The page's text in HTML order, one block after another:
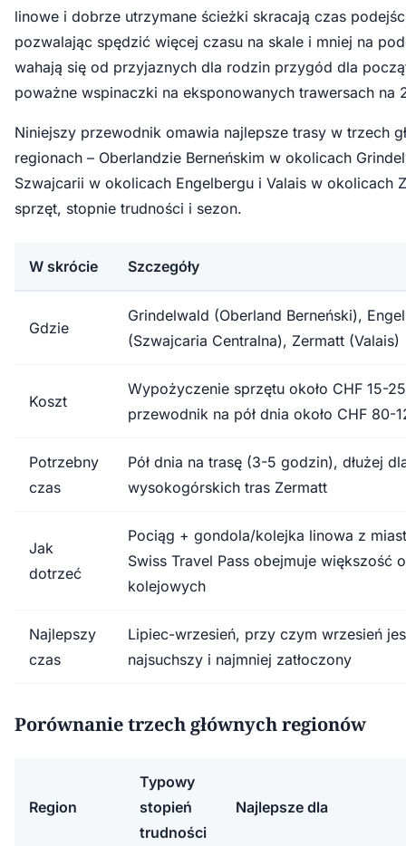
linowe i dobrze utrzymane ścieżki skracają czas
pozwalając spędzić więcej czasu na skale i mniej na
wahają się od przyjaznych dla rodzin przygód dla
poważne wspinaczki na eksponowanych trawersach na
Niniejszy przewodnik omawia najlepsze trasy w trzech
regionach – Oberlandzie Berneńskim w okolicach
Szwajcarii w okolicach Engelbergu i Valais w okolicach
sprzęt, stopnie trudności i sezon.
W skrócie Szczegóły
Gdzie
Grindelwald (Oberland Berneński),
(Szwajcaria Centralna), Zermatt (Valais)
Koszt
Wypożyczenie sprzętu około CHF 15-
przewodnik na pół dnia około CHF 80-
Potrzebny
czas
Pół dnia na trasę (3-5 godzin), dłużej
wysokogórskich tras Zermatt
Jak
dotrzeć
Pociąg + gondola/kolejka linowa z
Swiss Travel Pass obejmuje większość
kolejowych
Najlepszy
czas
Lipiec-wrzesień, przy czym wrzesień
najsuchszy i najmniej zatłoczony
Porównanie trzech głównych regionów
Region
Typowy
stopień
trudności
Najlepsze dla